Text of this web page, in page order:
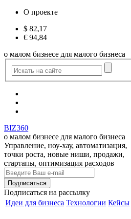
О проекте
$ 82,17
€ 94,84
о малом бизнесе для малого бизнеса
BIZ360
о малом бизнесе для малого бизнеса
Управление, ноу-хау, автоматизация,
точки роста, новые ниши, продажи,
стартапы, оптимизация расходов
Подписаться на рассылку
Идеи для бизнеса Технологии Кейсы